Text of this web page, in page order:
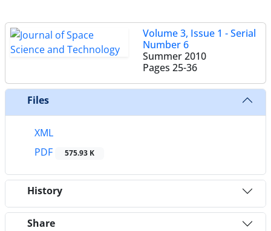
Volume 3, Issue 1 - Serial
Number 6
Summer 2010
Pages 25-36
Files
XML
PDF
575.93 K
History
Share